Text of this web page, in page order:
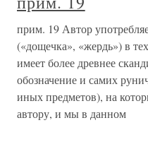
прим. 19 Автор
(«дощечка», «жердь») в
имеет более древнее
обозначение и самих
иных предметов), на
автору, и мы в данном